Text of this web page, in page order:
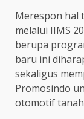
Merespon hal
melalui IIMS
berupa
baru ini
sekaligus
Promosindo
otomotif